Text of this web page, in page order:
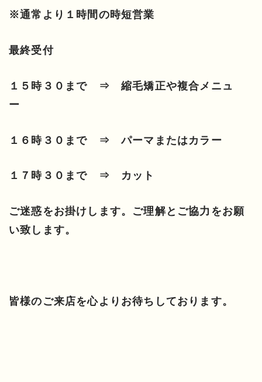
※通常より１時間の時短営業
最終受付
１５時３０まで ⇒ 縮毛矯正や複合メニュ
ー
１６時３０まで ⇒ パーマまたはカラー
１７時３０まで ⇒ カット
ご迷惑をお掛けします。ご理解とご協力をお願
い致します。
皆様のご来店を心よりお待ちしております。